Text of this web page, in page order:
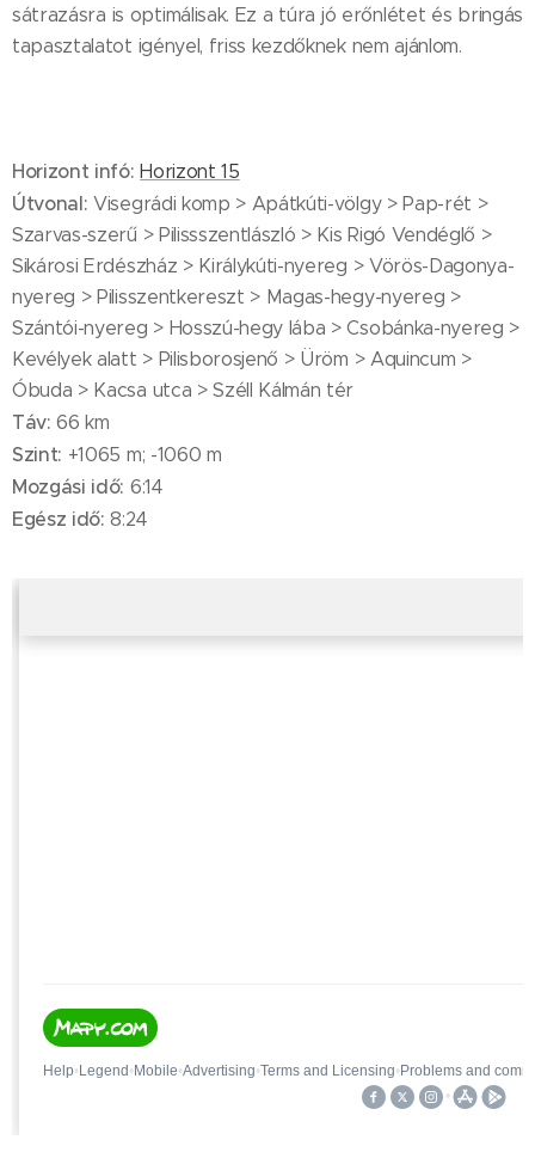
sátrazásra is optimálisak. Ez a túra jó erőnlétet és bringás
tapasztalatot igényel, friss kezdőknek nem ajánlom.
Horizont infó: Horizont 15
Útvonal: Visegrádi komp > Apátkúti-völgy > Pap-rét >
Szarvas-szerű > Pilissszentlászló > Kis Rigó Vendéglő >
Sikárosi Erdészház > Királykúti-nyereg > Vörös-Dagonya-
nyereg > Pilisszentkereszt > Magas-hegy-nyereg >
Szántói-nyereg > Hosszú-hegy lába > Csobánka-nyereg >
Kevélyek alatt > Pilisborosjenő > Üröm > Aquincum >
Óbuda > Kacsa utca > Széll Kálmán tér
Táv: 66 km
Szint: +1065 m; -1060 m
Mozgási idő: 6:14
Egész idő: 8:24